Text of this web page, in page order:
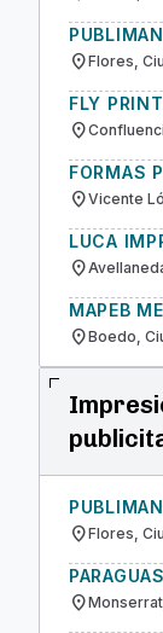
location_onFlores,
FLY PRINT
location_on
FORMAS
location_onVicente
LUCA
location_on
MAPEB
location_onBoedo,
location_onFlores,
location_on